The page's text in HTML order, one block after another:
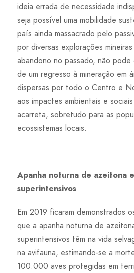
ideia errada de necessidade
seja possível uma mobilidade
país ainda massacrado pelo
por diversas explorações
abandono no passado, não
de um regresso à mineração em
dispersas por todo o Centro e
aos impactes ambientais e
acarreta, sobretudo para as
ecossistemas locais.
Apanha noturna de azeitona
superintensivos
Em 2019 ficaram demonstrados
que a apanha noturna de
superintensivos têm na vida
na avifauna, estimando-se a
100.000 aves protegidas em